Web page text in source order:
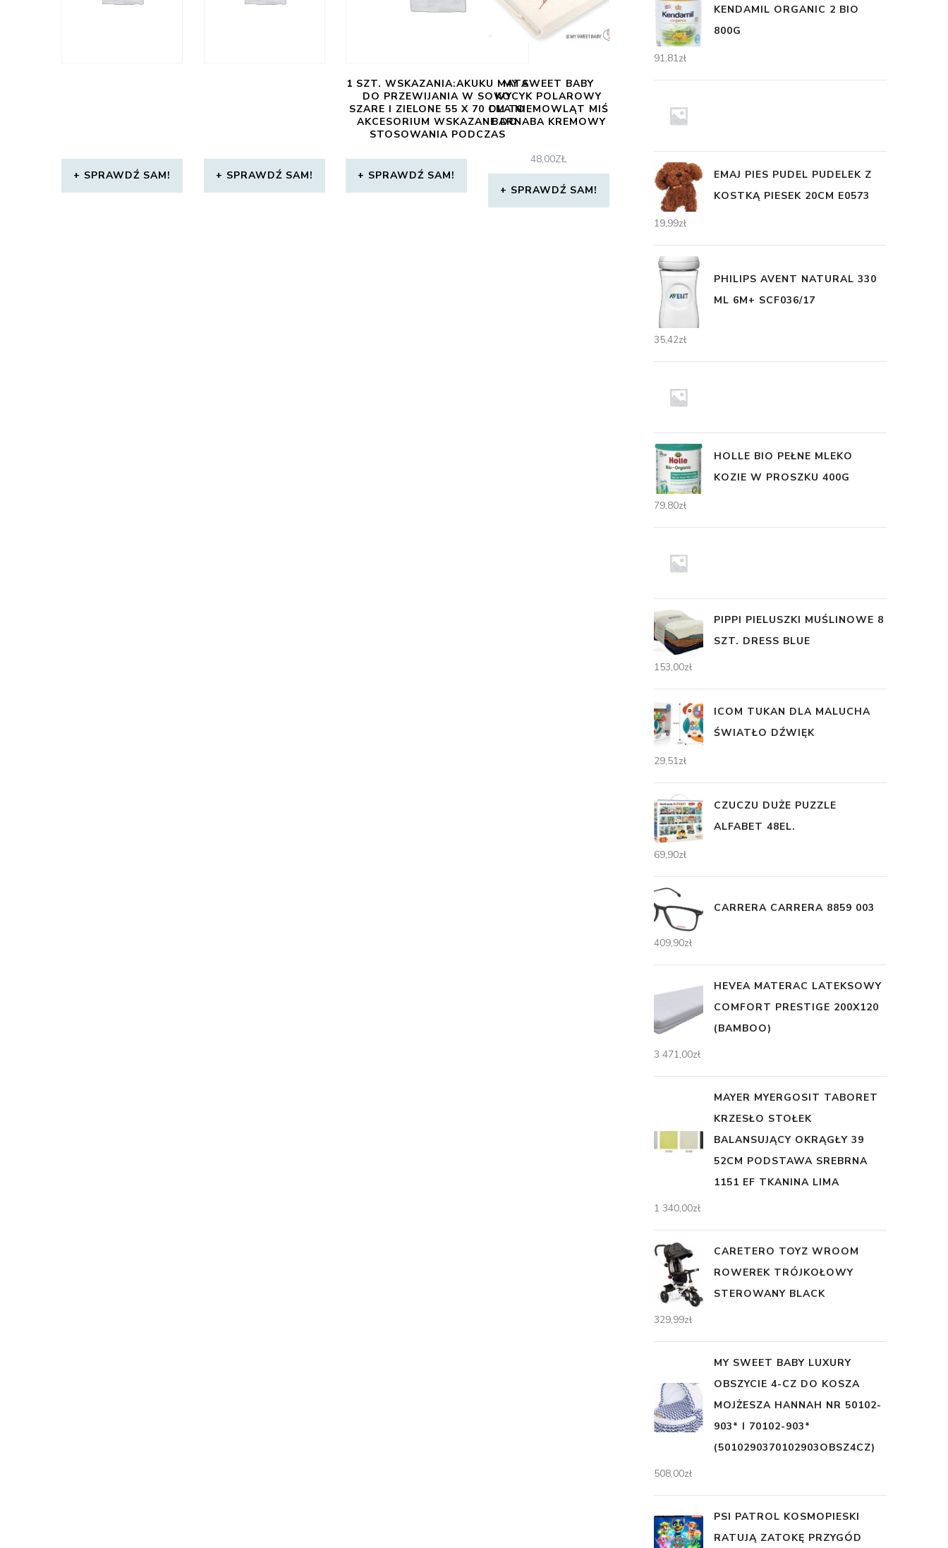
SPRAWDŹ SAM! SPRAWDŹ SAM!
1 SZT. WSKAZANIA:AKUKU MATA
DO PRZEWIJANIA W SOWY
SZARE I ZIELONE 55 X 70 CM TO
AKCESORIUM WSKAZANE DO
STOSOWANIA PODCZAS
PIELUSZKI.WŁAŚCIWOŚCI:AKUKU
MATA DO PRZEWIJANIA W
SOWY SZARE I ZIELONE 55 X 70
WYKORZYSTYWANA ZARÓWNO
SPRAWDŹ SAM!
MY SWEET BABY
KOCYK POLAROWY
DLA NIEMOWLĄT MIŚ
BARNABA KREMOWY
48,00ZŁ
SPRAWDŹ SAM!
KENDAMIL ORGANIC 2 BIO
800G
91,81zł
EMAJ PIES PUDEL PUDELEK Z
KOSTKĄ PIESEK 20CM E0573
19,99zł
PHILIPS AVENT NATURAL 330
ML 6M+ SCF036/17
35,42zł
HOLLE BIO PEŁNE MLEKO
KOZIE W PROSZKU 400G
79,80zł
PIPPI PIELUSZKI MUŚLINOWE 8
SZT. DRESS BLUE
153,00zł
ICOM TUKAN DLA MALUCHA
ŚWIATŁO DŹWIĘK
29,51zł
CZUCZU DUŻE PUZZLE
ALFABET 48EL.
69,90zł
CARRERA CARRERA 8859 003
409,90zł
HEVEA MATERAC LATEKSOWY
COMFORT PRESTIGE 200X120
(BAMBOO)
3 471,00zł
MAYER MYERGOSIT TABORET
KRZESŁO STOŁEK
BALANSUJĄCY OKRĄGŁY 39
52CM PODSTAWA SREBRNA
1151 EF TKANINA LIMA
1 340,00zł
CARETERO TOYZ WROOM
ROWEREK TRÓJKOŁOWY
STEROWANY BLACK
329,99zł
MY SWEET BABY LUXURY
OBSZYCIE 4-CZ DO KOSZA
MOJŻESZA HANNAH NR 50102-
903* I 70102-903*
(5010290370102903OBSZ4CZ)
508,00zł
PSI PATROL KOSMOPIESKI
RATUJĄ ZATOKĘ PRZYGÓD